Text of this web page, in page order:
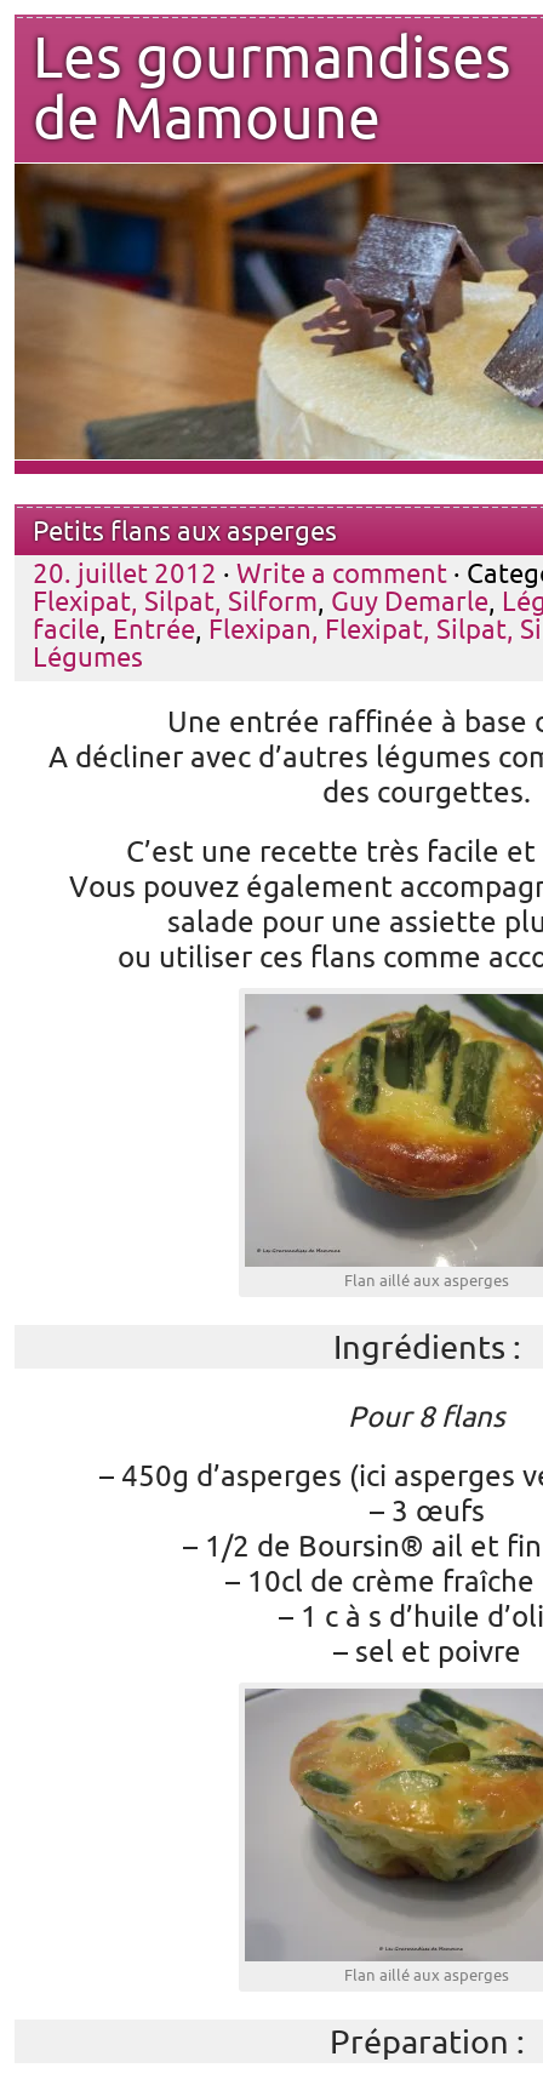
Les gourmandises
de Mamoune
Petits flans aux asperges
20. juillet 2012 · Write a comment ·
Flexipat, Silpat, Silform, Guy Demarle,
facile, Entrée, Flexipan, Flexipat, Silpat,
Légumes
Une entrée raffinée à base
A décliner avec d’autres légumes
des courgettes.
C’est une recette très facile
Vous pouvez également
salade pour une assiette
ou utiliser ces flans comme
Flan aillé aux asperges
Ingrédients :
Pour 8 flans
– 450g d’asperges (ici asperges
– 3 œufs
– 1/2 de Boursin® ail et
– 10cl de crème
– 1 c à s d’huile
– sel et poivre
Flan aillé aux asperges
Préparation :